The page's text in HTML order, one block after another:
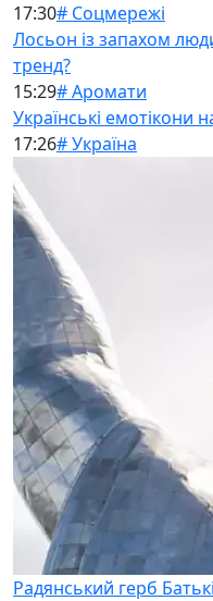
17:30# Соцмережі
Лосьон із запахом
тренд?
15:29# Аромати
Українські емотікони
17:26# Україна
Радянський герб